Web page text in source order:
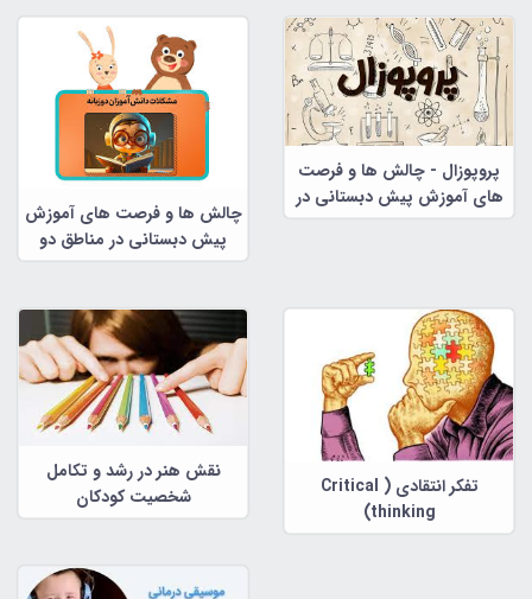
پروپوزال - چالش ها و فرصت
های آموزش پیش دبستانی در
مناطق دو زبانه
چالش ها و فرصت های آموزش
پیش دبستانی در مناطق دو
زبانه
تفکر انتقادی ( Critical
thinking)
نقش هنر در رشد و تکامل
شخصیت کودکان